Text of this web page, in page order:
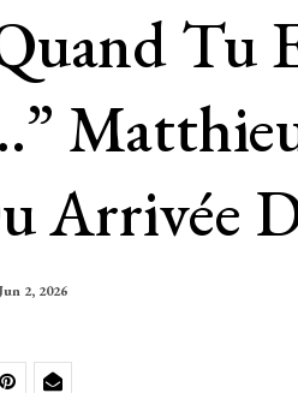
Tu
Arrivée
Jun 2, 2026